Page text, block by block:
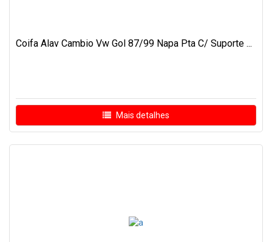
Coifa Alav Cambio Vw Gol 87/99 Napa Pta C/ Suporte ...
Mais detalhes